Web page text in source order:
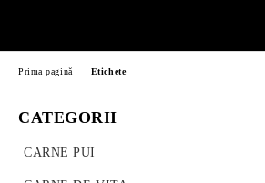
CATEGORII
CARNE PUI
Prima pagină Etichete